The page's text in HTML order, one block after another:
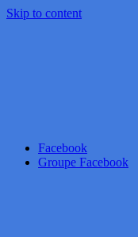
Skip to content
Facebook
Groupe Facebook